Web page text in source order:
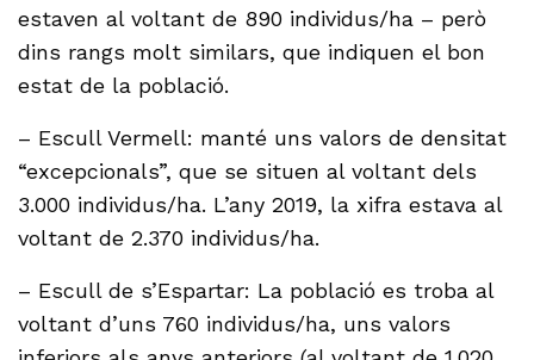
estaven al voltant de 890 individus/ha – però
dins rangs molt similars, que indiquen el bon
estat de la població.
– Escull Vermell: manté uns valors de densitat
“excepcionals”, que se situen al voltant dels
3.000 individus/ha. L’any 2019, la xifra estava al
voltant de 2.370 individus/ha.
– Escull de s’Espartar: La població es troba al
voltant d’uns 760 individus/ha, uns valors